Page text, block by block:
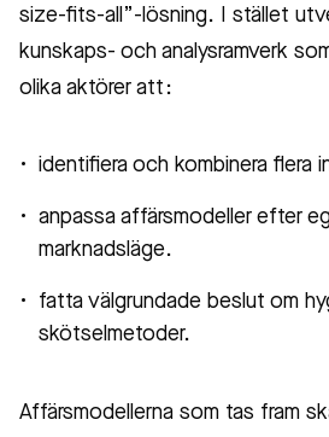
size-fits-all”-lösning. I stället
kunskaps- och analysramverk
olika aktörer att:
identifiera och kombinera flera
anpassa affärsmodeller efter
marknadsläge.
fatta välgrundade beslut om
skötselmetoder.
Affärsmodellerna som tas fram